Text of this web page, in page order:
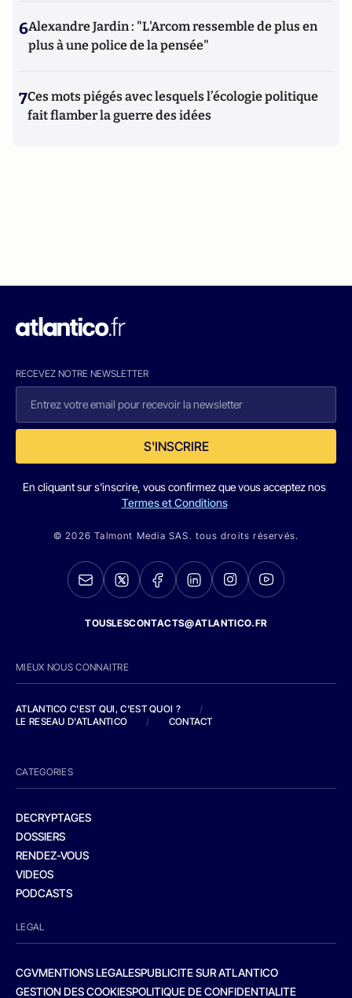
6Alexandre Jardin : "L'Arcom ressemble de plus en
plus à une police de la pensée"
7Ces mots piégés avec lesquels l’écologie politique
fait flamber la guerre des idées
RECEVEZ NOTRE NEWSLETTER
S'INSCRIRE
En cliquant sur s'inscrire, vous confirmez que vous acceptez nos
Termes et Conditions
© 2026 Talmont Media SAS. tous droits réservés.
TOUSLESCONTACTS@ATLANTICO.FR
MIEUX NOUS CONNAITRE
ATLANTICO C'EST QUI, C'EST QUOI ?
/
LE RESEAU D'ATLANTICO
/ CONTACT
CATEGORIES
DECRYPTAGES
DOSSIERS
RENDEZ-VOUS
VIDEOS
PODCASTS
LEGAL
CGVMENTIONS LEGALESPUBLICITE SUR ATLANTICO
GESTION DES COOKIESPOLITIQUE DE CONFIDENTIALITE